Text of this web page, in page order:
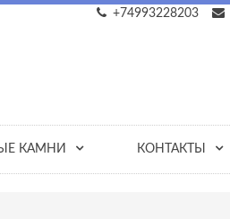
+74993228203
КАМНИ КОНТАКТЫ